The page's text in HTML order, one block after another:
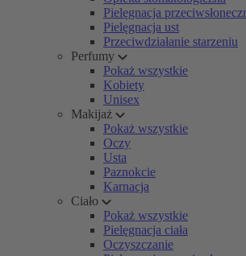
Pielęgnacja
Pielęgnacja ust
Przeciwdziałanie starzeniu
Perfumy
Pokaż wszystkie
Kobiety
Unisex
Makijaż
Pokaż wszystkie
Oczy
Usta
Paznokcie
Karnacja
Ciało
Pokaż wszystkie
Pielęgnacja ciała
Oczyszczanie